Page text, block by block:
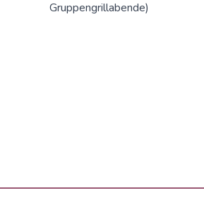
Gruppengrillabende)